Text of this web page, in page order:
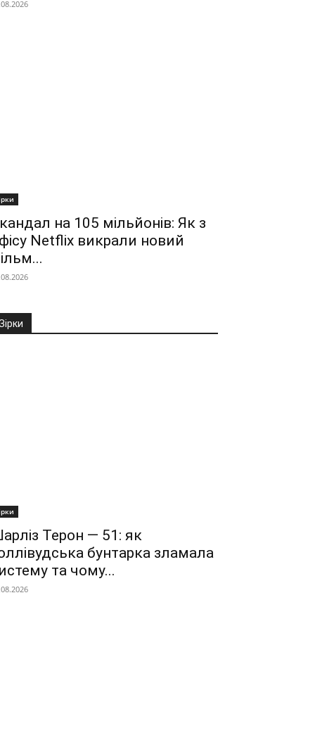
на 105 мільйонів: Як з
Netflix викрали новий
Терон — 51: як
бунтарка зламала
та чому...